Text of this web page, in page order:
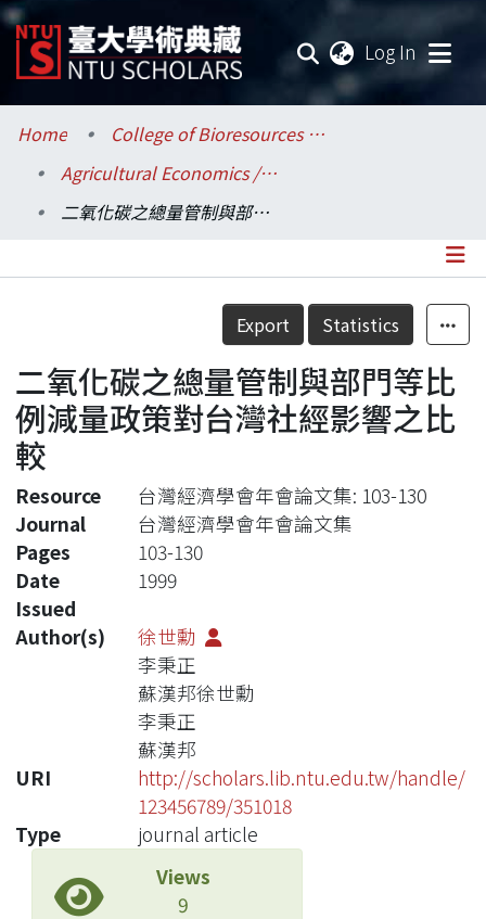
Log In
Communities & Collections
Research Outputs
Statistics
Home
College of Bioresources and Agriculture / 生物資源暨農學院
Agricultural Economics / 農業經濟學系
二氧化碳之總量管制與部門等比例減量政策對台灣社經影響之比較
Details
Export Statistics
二氧化碳之總量管制與部門等比
例減量政策對台灣社經影響之比
較
Resource
台灣經濟學會年會論文集: 103-130
Journal
台灣經濟學會年會論文集
Pages
103-130
Date
Issued
1999
Author(s)
徐世勳
李秉正
蘇漢邦徐世勳
李秉正
蘇漢邦
URI
http://scholars.lib.ntu.edu.tw/handle/
123456789/351018
Type
journal article
Views
9